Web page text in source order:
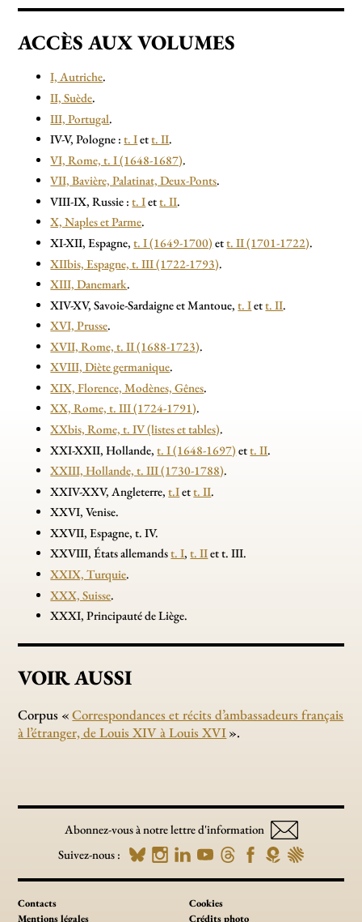
ACCÈS AUX VOLUMES
I, Autriche.
II, Suède.
III, Portugal.
IV-V, Pologne :t. Iett. II.
VI, Rome, t. I (1648-1687).
VII, Bavière, Palatinat, Deux-Ponts.
VIII-IX, Russie :t. Iett. II.
X, Naples et Parme.
XI-XII, Espagne,t. I (1649-1700) ett. II (1701-1722).
XIIbis, Espagne, t. III (1722-1793).
XIII, Danemark.
XIV-XV, Savoie-Sardaigne et Mantoue,t. Iett. II.
XVI, Prusse.
XVII, Rome, t. II (1688-1723).
XVIII, Diète germanique.
XIX, Florence, Modènes, Gênes.
XX, Rome, t. III (1724-1791).
XXbis, Rome, t. IV (listes et tables).
XXI-XXII, Hollande,t. I (1648-1697) ett. II.
XXIII, Hollande, t. III (1730-1788).
XXIV-XXV, Angleterre,t.Iett. II.
XXVI, Venise.
XXVII, Espagne, t. IV.
XXVIII, États allemandst. I,t. IIet t. III.
XXIX, Turquie.
XXX, Suisse.
XXXI, Principauté de Liège.
VOIR AUSSI
Corpus «Correspondances et récits d’ambassadeurs français
à l’étranger, de Louis XIV à Louis XVI».
Abonnez-vous à notre lettre d'information
Suivez-nous :
Contacts
Mentions légales
Cookies
Crédits photo